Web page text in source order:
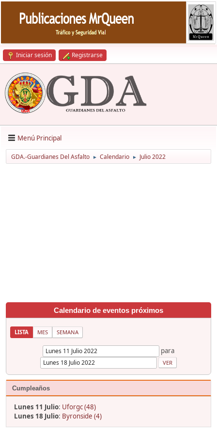
Iniciar sesión Registrarse
Menú Principal
GDA.-Guardianes Del Asfalto ► Calendario ► Julio 2022
Calendario de eventos próximos
LISTA MES SEMANA
para
Cumpleaños
Lunes 11 Julio: Uforgc (48)
Lunes 18 Julio: Byronside (4)